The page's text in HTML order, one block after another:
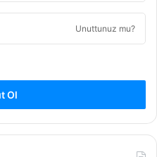
Unuttunuz mu?
Ol